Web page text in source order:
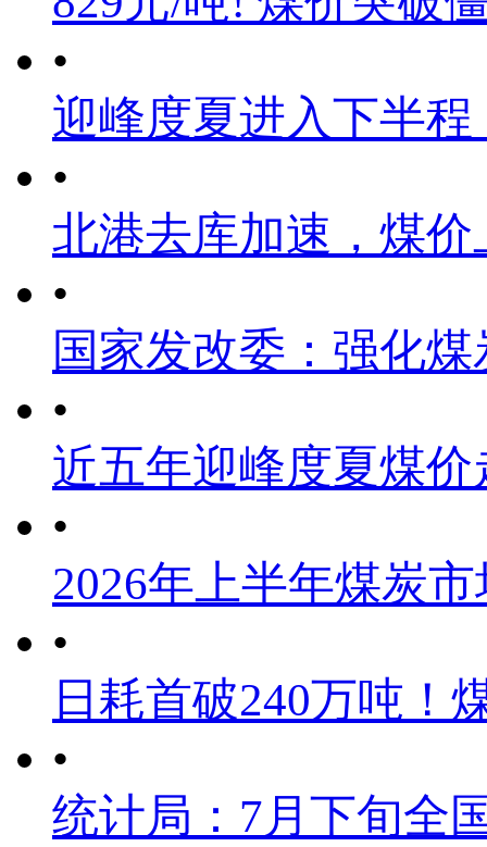
•
迎峰度夏进入下半
•
北港去库加速，煤
•
国家发改委：强化
•
近五年迎峰度夏煤价
•
2026年上半年煤炭
•
日耗首破240万吨！
•
统计局：7月下旬全